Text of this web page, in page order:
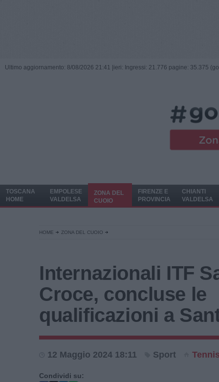
Ultimo aggiornamento: 8/08/2026 21:41 | ieri: Ingressi: 21.776 pagine: 35.375
TOSCANA
HOME
EMPOLESE
VALDELSA
ZONA DEL
CUOIO
FIRENZE E
PROVINCIA
CHIANTI
VALDELSA
HOME ZONA DEL CUOIO
Internazionali ITF
Croce, concluse le
qualificazioni a
12 Maggio 2024 18:11 Sport
Condividi su: